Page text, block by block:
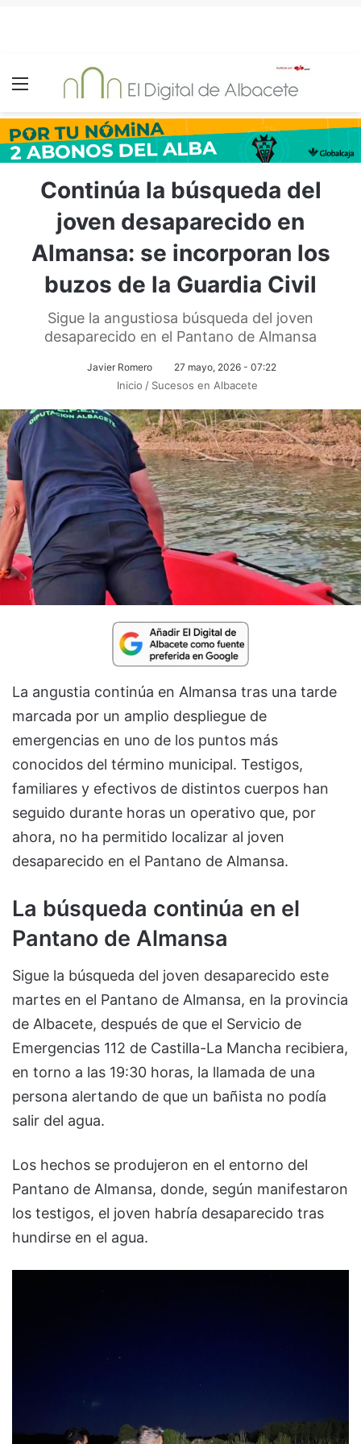
Menú
Continúa la búsqueda del
joven desaparecido en
Almansa: se incorporan los
buzos de la Guardia Civil
Sigue la angustiosa búsqueda del joven
desaparecido en el Pantano de Almansa
Javier Romero 27 mayo, 2026 - 07:22
Inicio / Sucesos en Albacete
La angustia continúa en Almansa tras una tarde
marcada por un amplio despliegue de
emergencias en uno de los puntos más
conocidos del término municipal. Testigos,
familiares y efectivos de distintos cuerpos han
seguido durante horas un operativo que, por
ahora, no ha permitido localizar al joven
desaparecido en el Pantano de Almansa.
La búsqueda continúa en el
Pantano de Almansa
Sigue la búsqueda del joven desaparecido este
martes en el Pantano de Almansa, en la provincia
de Albacete, después de que el Servicio de
Emergencias 112 de Castilla-La Mancha recibiera,
en torno a las 19:30 horas, la llamada de una
persona alertando de que un bañista no podía
salir del agua.
Los hechos se produjeron en el entorno del
Pantano de Almansa, donde, según manifestaron
los testigos, el joven habría desaparecido tras
hundirse en el agua.